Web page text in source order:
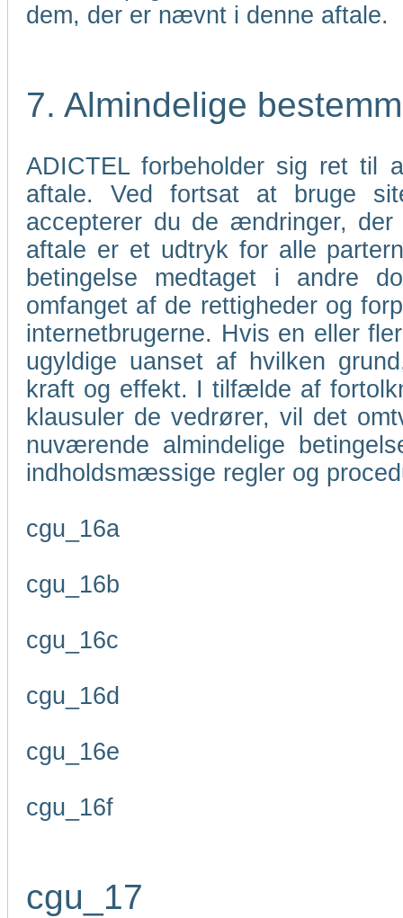
dem, der er nævnt i denne aftale.
7. Almindelige
ADICTEL forbeholder sig ret til
aftale. Ved fortsat at bruge
accepterer du de ændringer,
aftale er et udtryk for alle
betingelse medtaget i andre
omfanget af de rettigheder og
internetbrugerne. Hvis en eller
ugyldige uanset af hvilken
kraft og effekt. I tilfælde af
klausuler de vedrører, vil det
nuværende almindelige
indholdsmæssige regler og
cgu_16a
cgu_16b
cgu_16c
cgu_16d
cgu_16e
cgu_16f
cgu_17